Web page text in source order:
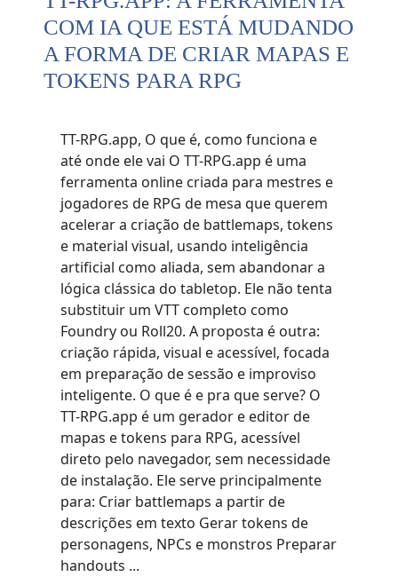
COM IA QUE ESTÁ MUDANDO
A FORMA DE CRIAR MAPAS E
TOKENS PARA RPG
TT-RPG.app, O que é, como funciona e
até onde ele vai O TT-RPG.app é uma
ferramenta online criada para mestres e
jogadores de RPG de mesa que querem
acelerar a criação de battlemaps, tokens
e material visual, usando inteligência
artificial como aliada, sem abandonar a
lógica clássica do tabletop. Ele não tenta
substituir um VTT completo como
Foundry ou Roll20. A proposta é outra:
criação rápida, visual e acessível, focada
em preparação de sessão e improviso
inteligente. O que é e pra que serve? O
TT-RPG.app é um gerador e editor de
mapas e tokens para RPG, acessível
direto pelo navegador, sem necessidade
de instalação. Ele serve principalmente
para: Criar battlemaps a partir de
descrições em texto Gerar tokens de
personagens, NPCs e monstros Preparar
handouts ...